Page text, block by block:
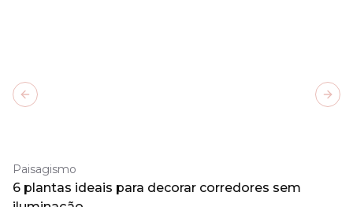
Paisagismo
6 plantas ideais para decorar corredores sem
Previous slide